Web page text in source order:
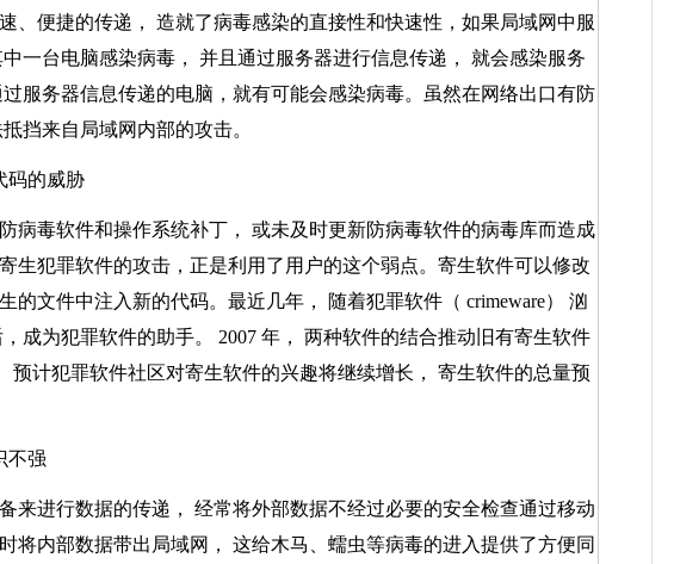
便捷的传递， 造就了病毒感染的直接性和快速性，如果局域网中服
一台电脑感染病毒， 并且通过服务器进行信息传递， 就会感染服务
服务器信息传递的电脑，就有可能会感染病毒。虽然在网络出口有防
挡来自局域网内部的攻击。
码的威胁
毒软件和操作系统补丁， 或未及时更新防病毒软件的病毒库而造成
生犯罪软件的攻击，正是利用了用户的这个弱点。寄生软件可以修改
的文件中注入新的代码。最近几年， 随着犯罪软件（ crimeware） 汹
成为犯罪软件的助手。 2007 年， 两种软件的结合推动旧有寄生软件
预计犯罪软件社区对寄生软件的兴趣将继续增长， 寄生软件的总量预
不强
进行数据的传递， 经常将外部数据不经过必要的安全检查通过移动
将内部数据带出局域网， 这给木马、蠕虫等病毒的进入提供了方便同